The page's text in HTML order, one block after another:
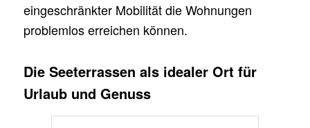
eingeschränkter Mobilität die Wohnungen
problemlos erreichen können.
Die Seeterrassen als idealer Ort für
Urlaub und Genuss